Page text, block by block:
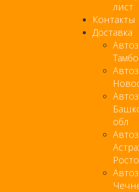
лист
Контакты
Доставка
обл